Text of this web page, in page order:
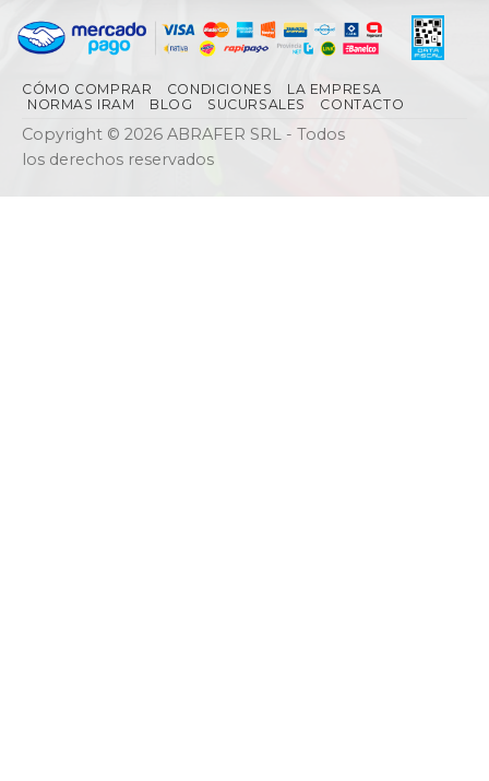
CÓMO COMPRAR CONDICIONES
LA EMPRESA
NORMAS IRAM
BLOG SUCURSALES CONTACTO
Copyright © 2026 ABRAFER SRL - Todos
los derechos reservados